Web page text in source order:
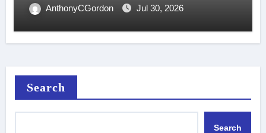
AnthonyCGordon Jul 30, 2026
Search
Search